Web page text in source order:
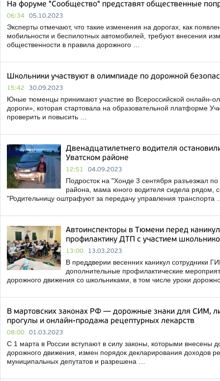
На форуме "Сообщество" представят общественные
06:34 05.10.2023
Эксперты отмечают, что такие изменения на дорогах, как
мобильности и беспилотных автомобилей, требуют внесения
общественности в правила дорожного …
Школьники участвуют в олимпиаде по дорожной
15:42 30.09.2023
Юные тюменцы принимают участие во Всероссийской онлайн-
дороги», которая стартовала на образовательной платформе
проверить и повысить …
Двенадцатилетнего водителя
Уватском районе
12:51 04.09.2023
Подросток на "Хонде 3 сентября разъезжал по
района, мама юного водителя сидела рядом,
"Родительницу оштрафуют за передачу управления транспорта
Автоинспекторы в Тюмени перед
профилактику ДТП с участием
13:00 13.03.2023
В преддверии весенних каникул сотрудники
дополнительные профилактические
дорожного движения со школьниками, в том числе уроки
В мартовских законах РФ — дорожные знаки для СИМ,
прогулы и онлайн-продажа рецептурных лекарств
08:00 01.03.2023
С 1 марта в России вступают в силу законы, которыми внесены
дорожного движения, измен порядок декларирования доходов
муниципальных депутатов и разрешена …